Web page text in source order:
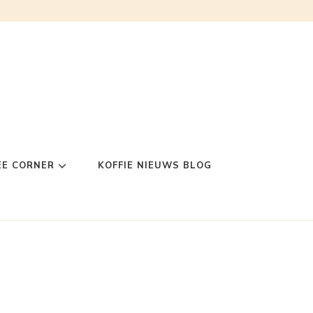
CORNER KOFFIE NIEUWS BLOG